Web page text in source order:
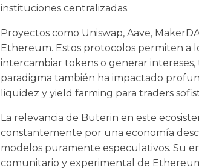
instituciones centralizadas.
Proyectos como Uniswap, Aave,
Ethereum. Estos protocolos permiten a
intercambiar tokens o generar
paradigma también ha impactado
liquidez y yield farming para traders
La relevancia de Buterin en este
constantemente por una economía
modelos puramente especulativos. Su
comunitario y experimental de